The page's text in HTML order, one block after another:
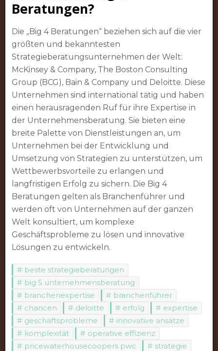
Beratungen?
Die „Big 4 Beratungen“ beziehen sich auf die vier
größten und bekanntesten
Strategieberatungsunternehmen der Welt:
McKinsey & Company, The Boston Consulting
Group (BCG), Bain & Company und Deloitte. Diese
Unternehmen sind international tätig und haben
einen herausragenden Ruf für ihre Expertise in
der Unternehmensberatung. Sie bieten eine
breite Palette von Dienstleistungen an, um
Unternehmen bei der Entwicklung und
Umsetzung von Strategien zu unterstützen, um
Wettbewerbsvorteile zu erlangen und
langfristigen Erfolg zu sichern. Die Big 4
Beratungen gelten als Branchenführer und
werden oft von Unternehmen auf der ganzen
Welt konsultiert, um komplexe
Geschäftsprobleme zu lösen und innovative
Lösungen zu entwickeln.
beste strategieberatungen
big 5 unternehmensberatung
branchenexpertise
branchenführer
chancen
deloitte erfolg
expertise
geschäftsprobleme
innovative ansätze
komplexität
operative effizienz
pricewaterhousecoopers pwc
strategie